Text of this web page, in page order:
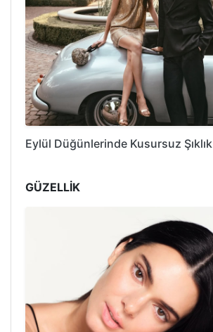
Eylül Düğünlerinde Kusursuz Şıklık
GÜZELLİK